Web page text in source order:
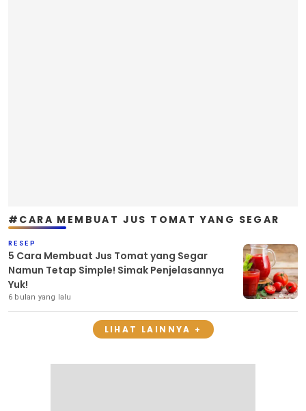
#CARA MEMBUAT JUS TOMAT YANG SEGAR
RESEP
5 Cara Membuat Jus Tomat yang Segar
Namun Tetap Simple! Simak Penjelasannya
Yuk!
6 bulan yang lalu
LIHAT LAINNYA +